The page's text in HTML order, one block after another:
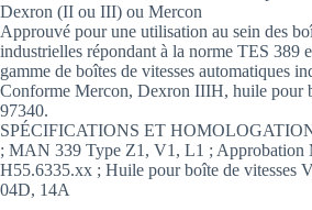
Dexron (II ou III) ou Mercon
Approuvé pour une utilisation au sein des
industrielles répondant à la norme TES 389
gamme de boîtes de vitesses automatiques
Conforme Mercon, Dexron IIIH, huile pour
97340.
SPÉCIFICATIONS ET
; MAN 339 Type Z1, V1, L1 ; Approbation
H55.6335.xx ; Huile pour boîte de vitesses
04D, 14A